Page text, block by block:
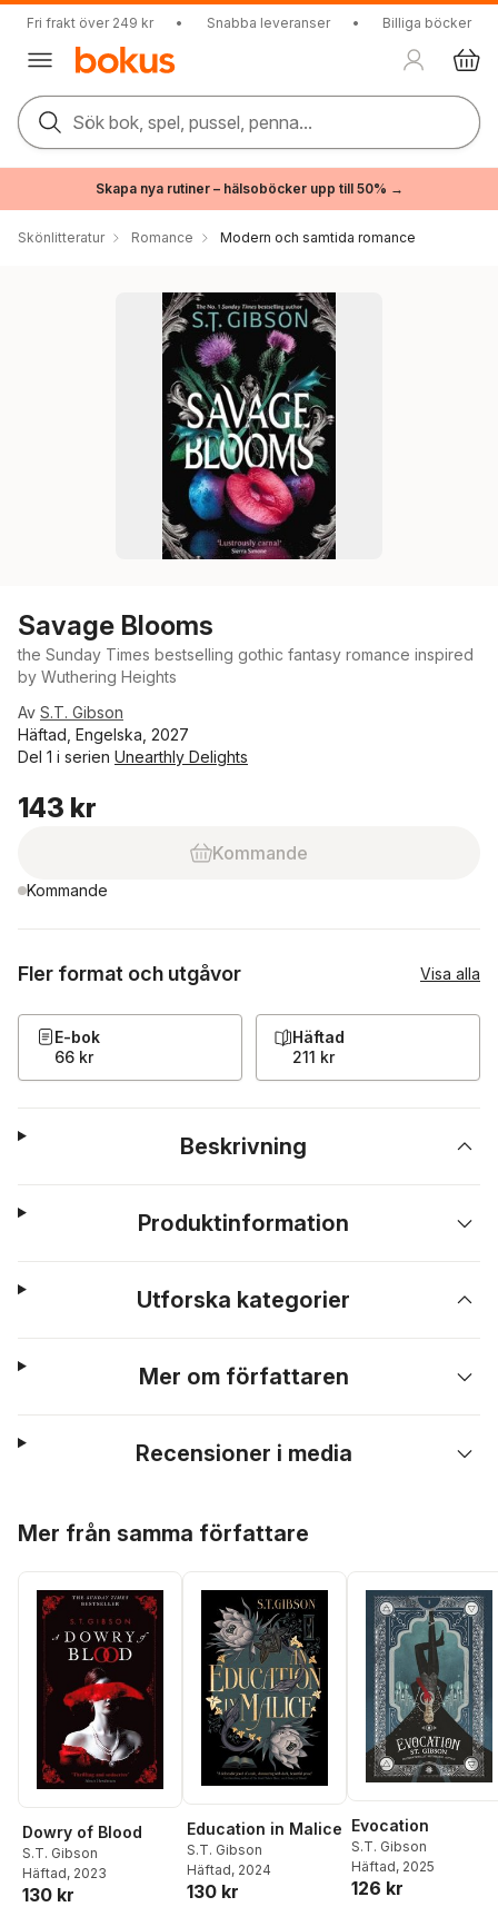
Fri frakt över 249 kr • Snabba leveranser • Billiga böcker
Sök bok, spel, pussel, penna...
Skapa nya rutiner – hälsoböcker upp till 50% →
Skönlitteratur Romance Modern och samtida romance
Savage Blooms
the Sunday Times bestselling gothic fantasy romance inspired
by Wuthering Heights
Av S.T. Gibson
Häftad, Engelska, 2027
Del 1 i serien Unearthly Delights
143 kr
Kommande
Kommande
Fler format och utgåvor Visa alla
E-bok
66 kr
Häftad
211 kr
Beskrivning
Produktinformation
Utforska kategorier
Mer om författaren
Recensioner i media
Mer från samma författare
Dowry of Blood
S.T. Gibson
Häftad, 2023
130 kr
Education in Malice
S.T. Gibson
Häftad, 2024
130 kr
Evocation
S.T. Gibson
Häftad, 2025
126 kr